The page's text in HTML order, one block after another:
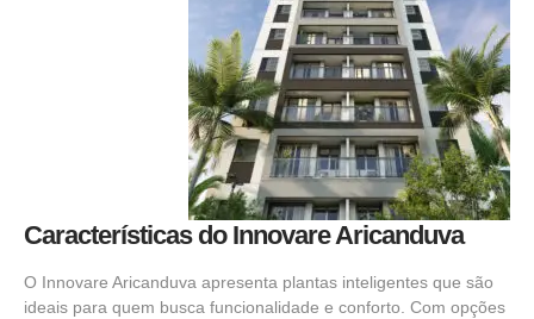
Características do Innovare Aricanduva
O Innovare Aricanduva apresenta plantas inteligentes que são
ideais para quem busca funcionalidade e conforto. Com opções